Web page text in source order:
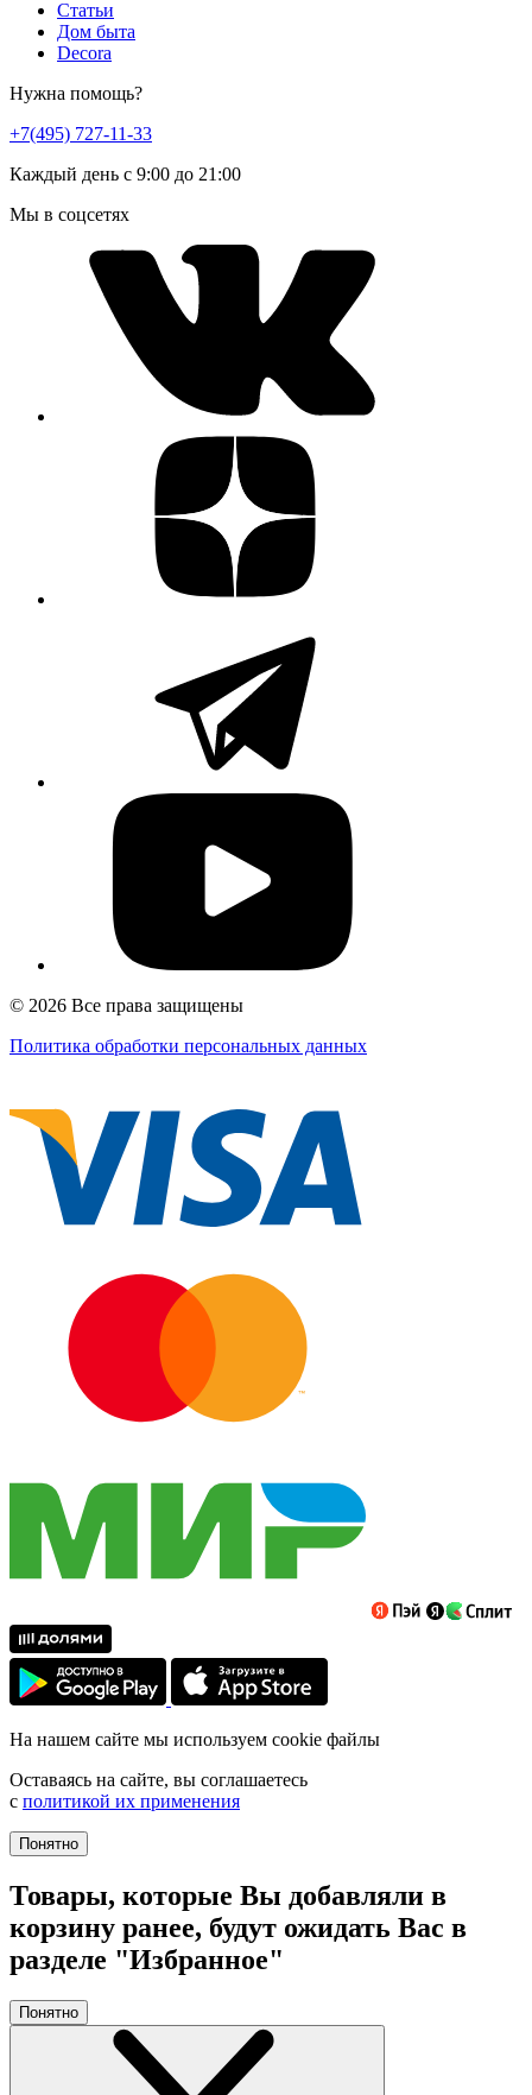
Статьи
Дом быта
Decora
Нужна помощь?
+7(495) 727-11-33
Каждый день с 9:00 до 21:00
Мы в соцсетях
© 2026 Все права защищены
Политика обработки персональных данных
На нашем сайте мы используем cookie файлы
Оставаясь на сайте, вы соглашаетесь
с политикой их применения
Понятно
Товары, которые Вы добавляли в
корзину ранее, будут ожидать Вас в
разделе "Избранное"
Понятно